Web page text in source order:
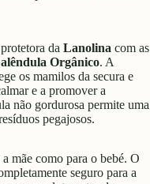
da Lanolina com as
Orgânico. A
os mamilos da secura e
e a promover a
não gordurosa permite uma
pegajosos.
mãe como para o bebé. O
seguro para a